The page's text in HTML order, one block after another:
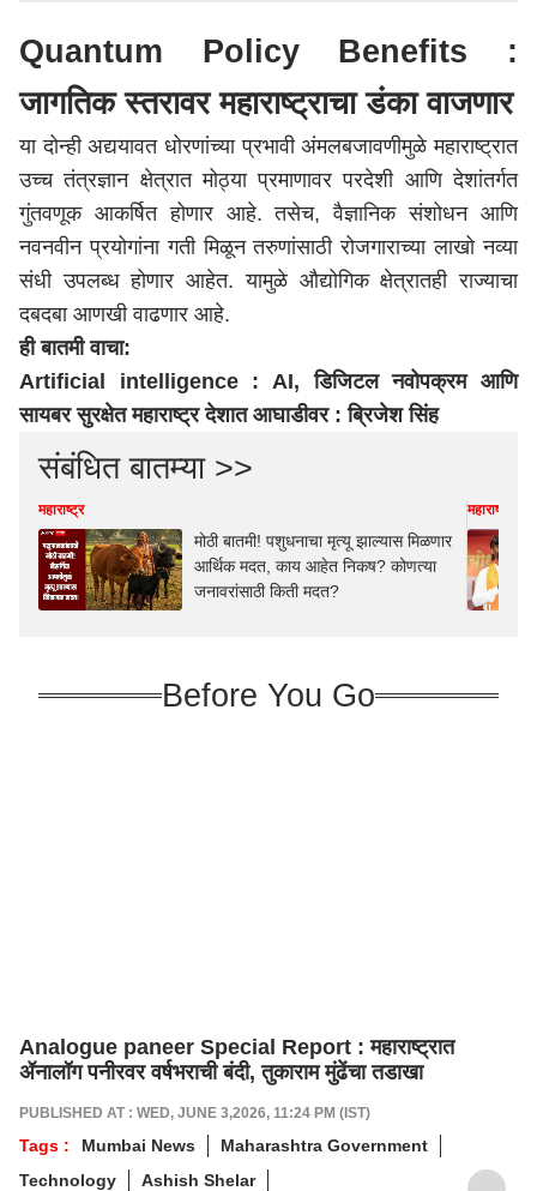
Quantum Policy Benefits :
जागतिक स्तरावर महाराष्ट्राचा डंका वाजणार
या दोन्ही अद्ययावत धोरणांच्या प्रभावी अंमलबजावणीमुळे महाराष्ट्रात
उच्च तंत्रज्ञान क्षेत्रात मोठ्या प्रमाणावर परदेशी आणि देशांतर्गत
गुंतवणूक आकर्षित होणार आहे. तसेच, वैज्ञानिक संशोधन आणि
नवनवीन प्रयोगांना गती मिळून तरुणांसाठी रोजगाराच्या लाखो नव्या
संधी उपलब्ध होणार आहेत. यामुळे औद्योगिक क्षेत्रातही राज्याचा
दबदबा आणखी वाढणार आहे.
ही बातमी वाचा:
Artificial intelligence : AI, डिजिटल नवोपक्रम आणि
सायबर सुरक्षेत महाराष्ट्र देशात आघाडीवर : ब्रिजेश सिंह
संबंधित बातम्या >>
महाराष्ट्र
मोठी बातमी! पशुधनाचा मृत्यू झाल्यास मिळणार
आर्थिक मदत, काय आहेत निकष? कोणत्या
जनावरांसाठी किती मदत?
महाराष्ट्र
Before You Go
Analogue paneer Special Report : महाराष्ट्रात
ॲनालॉग पनीरवर वर्षभराची बंदी, तुकाराम मुंढेंचा तडाखा
PUBLISHED AT : WED, JUNE 3,2026, 11:24 PM (IST)
Tags : Mumbai News
Maharashtra Government
Technology
Ashish Shelar